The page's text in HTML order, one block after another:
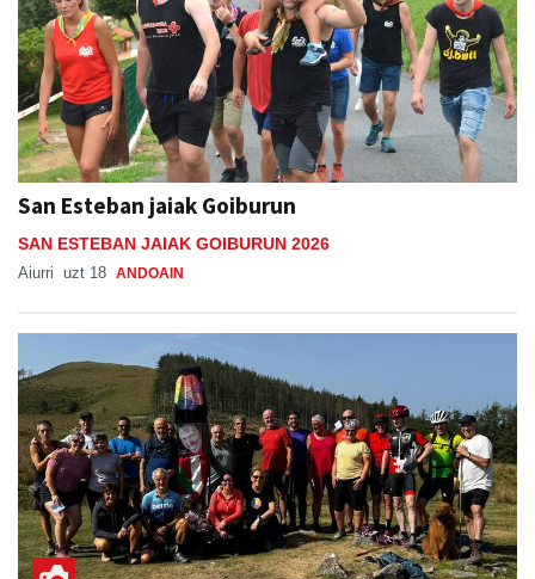
San Esteban jaiak Goiburun
SAN ESTEBAN JAIAK GOIBURUN 2026
Aiurri uzt 18 ANDOAIN